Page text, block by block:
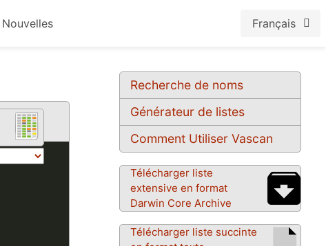
Nouvelles Français
Recherche de noms
Générateur de listes
Comment Utiliser Vascan
Télécharger liste
extensive en format
Darwin Core Archive
Télécharger liste succinte